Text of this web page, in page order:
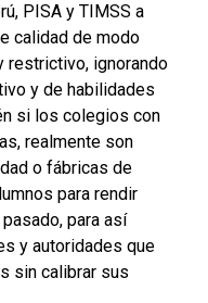
PISA y TIMSS a
calidad de modo
restrictivo, ignorando
y de habilidades
si los colegios con
realmente son
o fábricas de
para rendir
para así
y autoridades que
sin calibrar sus